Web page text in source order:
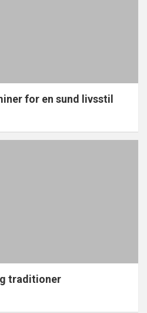
for en sund livsstil
traditioner